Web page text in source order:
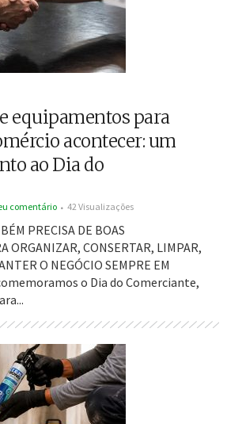
equipamentos para
acontecer: um
ao Dia do
comentário 42 Visualizações
PRECISA DE BOAS
ORGANIZAR, CONSERTAR, LIMPAR,
O NEGÓCIO SEMPRE EM
o Dia do Comerciante,